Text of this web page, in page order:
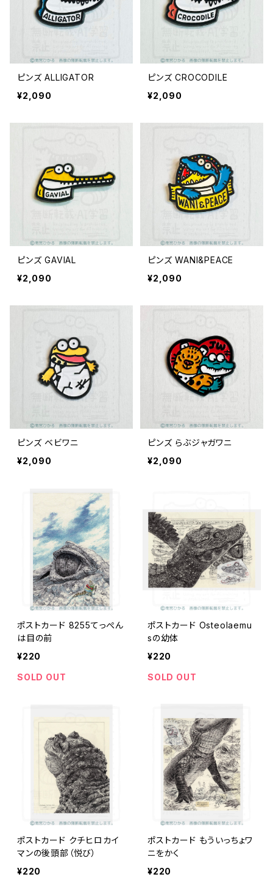
ピンズ ALLIGATOR
¥2,090
ピンズ CROCODILE
¥2,090
ピンズ GAVIAL
¥2,090
ピンズ WANI&PEACE
¥2,090
ピンズ ベビワニ
¥2,090
ピンズ らぶジャガワニ
¥2,090
ポストカード 8255てっぺん
は目の前
¥220
SOLD OUT
ポストカード Osteolaemu
sの幼体
¥220
SOLD OUT
ポストカード クチヒロカイ
マンの後頭部（悦び）
¥220
ポストカード もういっちょワ
ニをかく
¥220